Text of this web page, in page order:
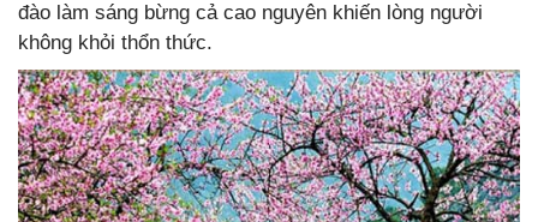
đào làm sáng bừng cả cao nguyên khiến lòng người
không khỏi thổn thức.